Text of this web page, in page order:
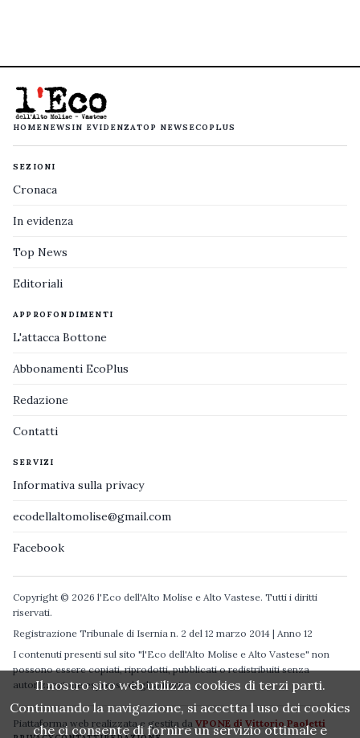
HOMENEWS IN EVIDENZATOP NEWS ECOPLUS
SEZIONI
Cronaca
In evidenza
Top News
Editoriali
APPROFONDIMENTI
L'attacca Bottone
Abbonamenti EcoPlus
Redazione
Contatti
SERVIZI
Informativa sulla privacy
ecodellaltomolise@gmail.com
Facebook
Copyright © 2026 l'Eco dell'Alto Molise e Alto Vastese. Tutti i diritti
riservati.
Registrazione Tribunale di Isernia n. 2 del 12 marzo 2014 | Anno 12
I contenuti presenti sul sito "l'Eco dell'Alto Molise e Alto Vastese" non
possono essere copiati, riprodotti, pubblicati o redistribuiti senza
autorizzazione espressa degli autori.
Piattaforma web realizzata e gestita da VPONE di Vittorio Paoletti
Il nostro sito web utilizza cookies di terzi parti.
Continuando la navigazione, si accetta l uso dei cookies
che ci consente di fornire un servizio ottimale e